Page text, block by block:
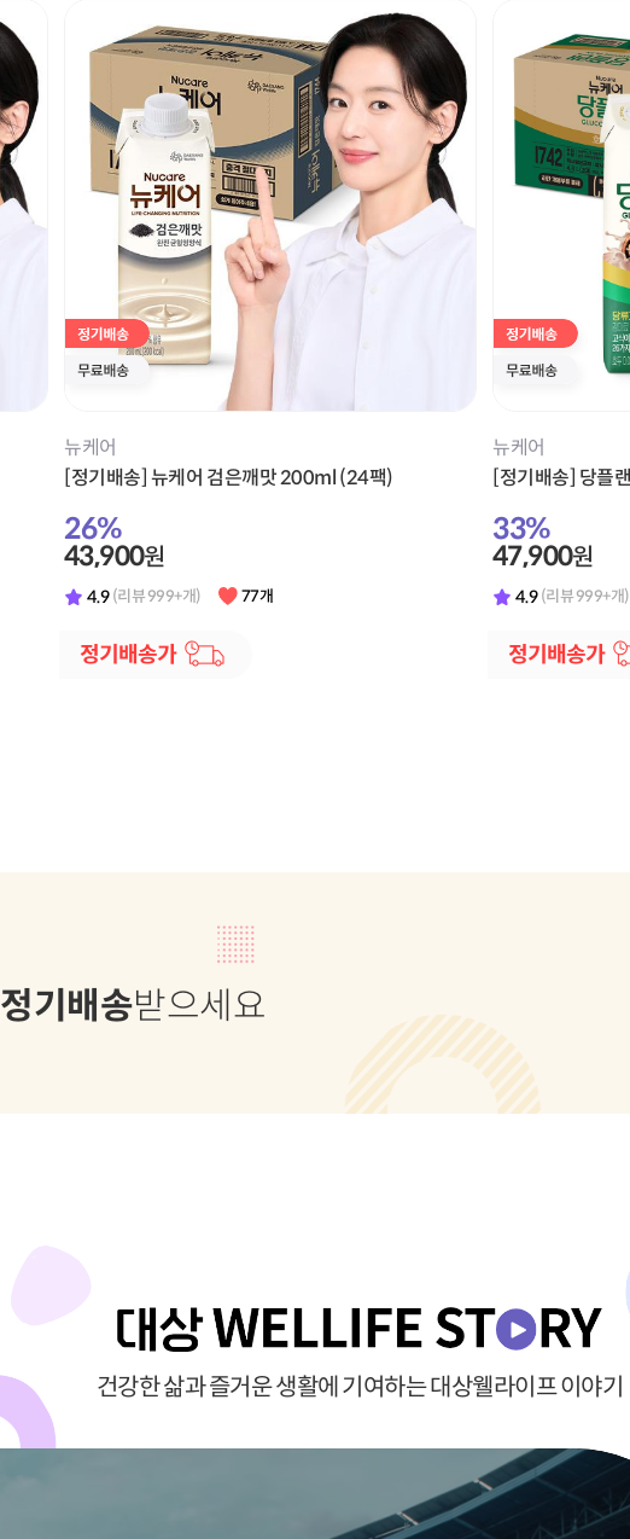
뉴케어
[정기배송] 뉴케어 검은깨맛 200ml (24팩)
26%
43,900원
4.9 (리뷰 999+개) 77개
뉴케어
[정기배송] 당플
33%
47,900원
4.9 (리뷰 999+개)
정기배송받으세요
건강한 삶과 즐거운 생활에 기여하는 대상웰라이프 이야기